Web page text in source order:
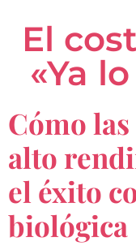
El
«Ya
Cómo
alto
el éxito
biológica